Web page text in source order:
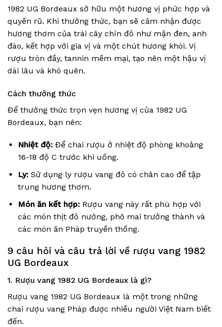
1982 UG Bordeaux sở hữu một hương vị phức hợp và
quyến rũ. Khi thưởng thức, bạn sẽ cảm nhận được
hương thơm của trái cây chín đỏ như mận đen, anh
đào, kết hợp với gia vị và một chút hương khói. Vị
rượu tròn đầy, tannin mềm mại, tạo nên một hậu vị
dài lâu và khó quên.
Cách thưởng thức
Để thưởng thức trọn vẹn hương vị của 1982 UG
Bordeaux, bạn nên:
Nhiệt độ:Để chai rượu ở nhiệt độ phòng khoảng
16-18 độ C trước khi uống.
Ly:Sử dụng ly rượu vang đỏ có chân cao để tập
trung hương thơm.
Món ăn kết hợp:Rượu vang này rất phù hợp với
các món thịt đỏ nướng, phô mai trưởng thành và
các món ăn Pháp truyền thống.
9 câu hỏi và câu trả lời về rượu vang 1982
UG Bordeaux
1. Rượu vang 1982 UG Bordeaux là gì?
Rượu vang 1982 UG Bordeaux là một trong những
chai rượu vang Pháp được nhiều người Việt Nam biết
đến.